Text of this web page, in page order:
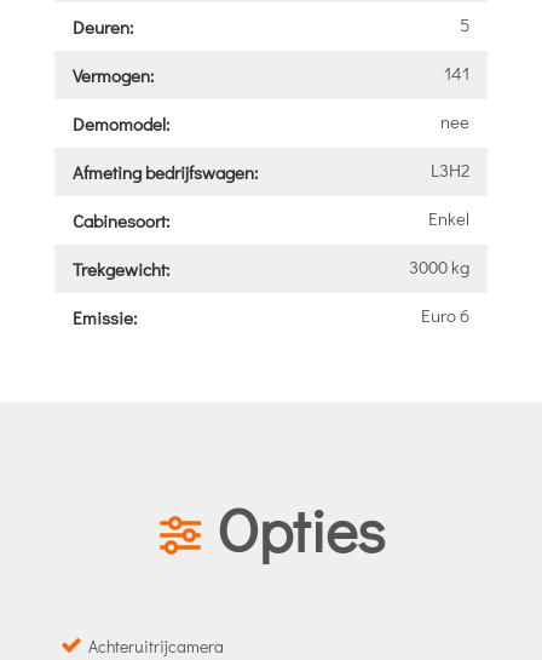
Deuren: 5
Vermogen: 141
Demomodel: nee
Afmeting bedrijfswagen: L3H2
Cabinesoort: Enkel
Trekgewicht: 3000 kg
Emissie: Euro 6
Opties
Achteruitrijcamera